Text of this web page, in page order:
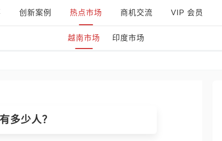
创新案例 热点市场 商机交流 VIP 会员
越南市场 印度市场
多少人？